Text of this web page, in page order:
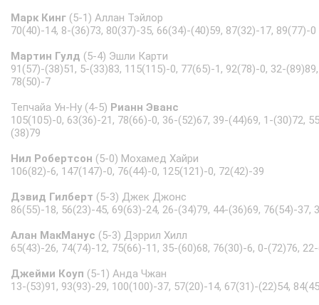
Марк Кинг (5-1) Аллан Тэйлор
70(40)-14, 8-(36)73, 80(37)-35, 66(34)-(40)59, 87(32)-17, 89(77)-0
Мартин Гулд (5-4) Эшли Карти
91(57)-(38)51, 5-(33)83, 115(115)-0, 77(65)-1, 92(78)-0, 32-
78(50)-7
Тепчайа Ун-Ну (4-5) Рианн Эванс
105(105)-0, 63(36)-21, 78(66)-0, 36-(52)67, 39-(44)69, 1-(30)72,
(38)79
Нил Робертсон (5-0) Мохамед Хайри
106(82)-6, 147(147)-0, 76(44)-0, 125(121)-0, 72(42)-39
Дэвид Гилберт (5-3) Джек Джонс
86(55)-18, 56(23)-45, 69(63)-24, 26-(34)79, 44-(36)69, 76(54)-37,
Алан МакМанус (5-3) Дэррил Хилл
65(43)-26, 74(74)-12, 75(66)-11, 35-(60)68, 76(30)-6, 0-(72)76,
Джейми Коуп (5-1) Анда Чжан
13-(53)91, 93(93)-29, 100(100)-37, 57(20)-14, 67(31)-(22)54,